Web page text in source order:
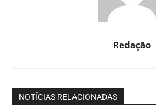
Redação
NOTÍCIAS RELACIONADAS